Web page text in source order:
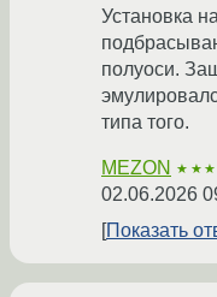
Установка
полуоси.
типа того.
MEZON
02.06.2026
Показать